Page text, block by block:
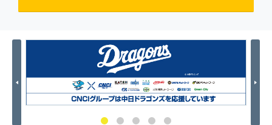
Previous Next